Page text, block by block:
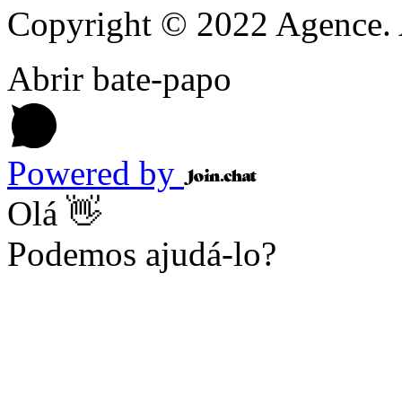
Copyright © 2022 Agence.
Abrir bate-papo
Powered by
Olá 👋
Podemos ajudá-lo?